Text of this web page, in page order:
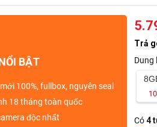
BẬT
100%, fullbox, nguyên seal
18 tháng toàn quốc
độc nhất
Trả
Dung
Có4